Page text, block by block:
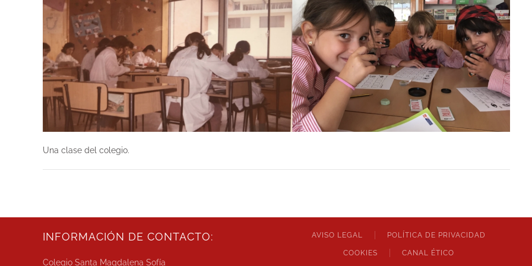
Una clase del colegio.
INFORMACIÓN DE CONTACTO:
Colegio Santa Magdalena Sofía
AVISO LEGAL POLÍTICA DE PRIVACIDAD
COOKIES CANAL ÉTICO